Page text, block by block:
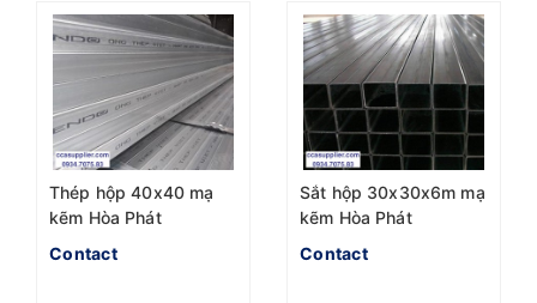
Thép hộp 40x40 mạ
kẽm Hòa Phát
Contact
Sắt hộp 30x30x6m mạ
kẽm Hòa Phát
Contact